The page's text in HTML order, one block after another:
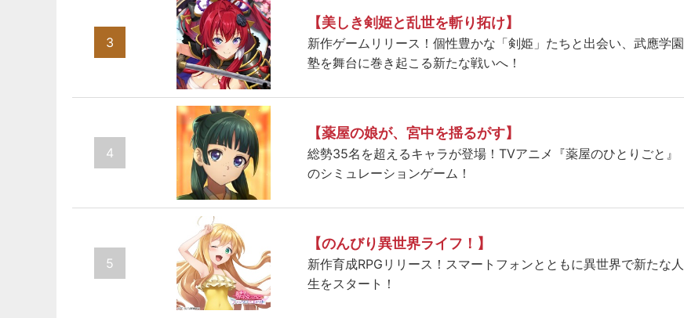
3
【美しき剣姫と乱世を斬り拓け】
新作ゲームリリース！個性豊かな「剣姫」たちと出会い、武應学園
塾を舞台に巻き起こる新たな戦いへ！
4
【薬屋の娘が、宮中を揺るがす】
総勢35名を超えるキャラが登場！TVアニメ『薬屋のひとりごと』
のシミュレーションゲーム！
5
【のんびり異世界ライフ！】
新作育成RPGリリース！スマートフォンとともに異世界で新たな人
生をスタート！